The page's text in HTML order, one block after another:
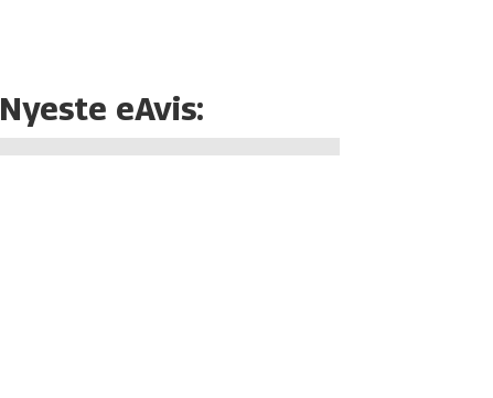
Nyeste eAvis: